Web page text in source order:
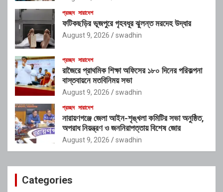
প্রচ্ছদ সারাদেশ
ফটিকছড়ির ভূজপুরে গৃহবধূর ঝুলন্ত মরদেহ উদ্ধার
August 9, 2026 swadhin
প্রচ্ছদ সারাদেশ
রাজৈরে প্রাথমিক শিক্ষা অফিসের ১৮০ দিনের পরিকল্পনা
বাস্তবায়নে মতবিনিময় সভা
August 9, 2026 swadhin
প্রচ্ছদ সারাদেশ
নারায়ণগঞ্জে জেলা আইন-শৃঙ্খলা কমিটির সভা অনুষ্ঠিত,
অপরাধ নিয়ন্ত্রণ ও জননিরাপত্তায় বিশেষ জোর
August 9, 2026 swadhin
Categories